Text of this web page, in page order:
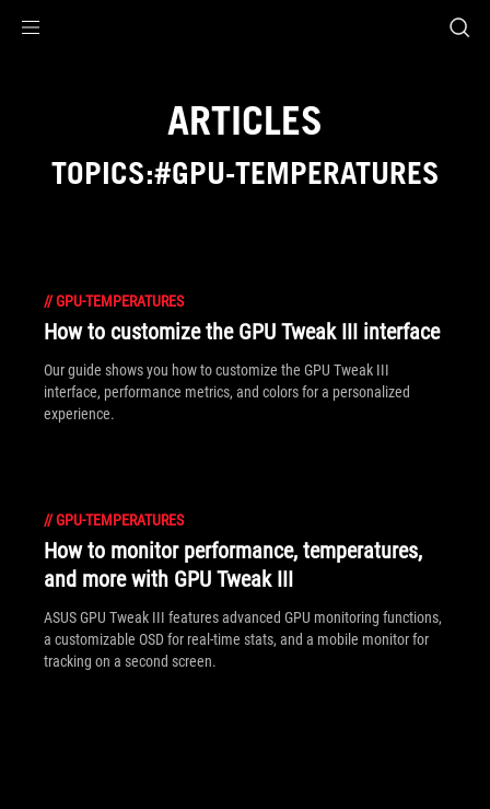
ARTICLES
TOPICS:#GPU-TEMPERATURES
//GPU-TEMPERATURES
How to customize the GPU Tweak III interface
Our guide shows you how to customize the GPU Tweak III
interface, performance metrics, and colors for a personalized
experience.
//GPU-TEMPERATURES
How to monitor performance, temperatures,
and more with GPU Tweak III
ASUS GPU Tweak III features advanced GPU monitoring functions,
a customizable OSD for real-time stats, and a mobile monitor for
tracking on a second screen.